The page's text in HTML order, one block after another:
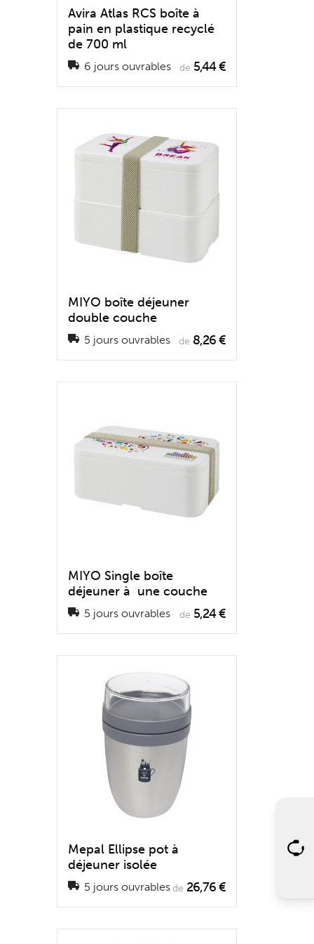
Avira Atlas RCS boîte à
pain en plastique recyclé
de 700 ml
6 jours ouvrables de 5,44 €
MIYO boîte déjeuner
double couche
5 jours ouvrables de 8,26 €
MIYO Single boîte
déjeuner à une couche
5 jours ouvrables de 5,24 €
Mepal Ellipse pot à
déjeuner isolée
5 jours ouvrables de 26,76 €